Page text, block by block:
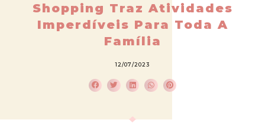
Shopping Traz Atividades
Imperdíveis Para Toda A
Família
12/07/2023